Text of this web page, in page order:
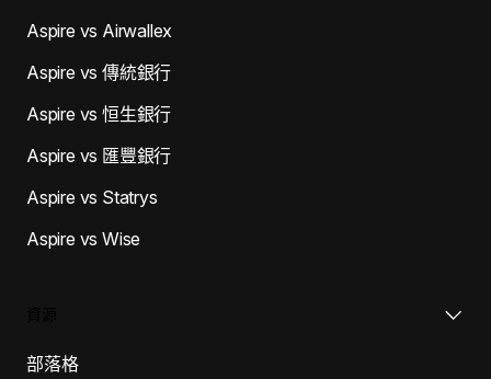
Aspire vs Airwallex
Aspire vs 傳統銀行
Aspire vs 恒生銀行
Aspire vs 匯豐銀行
Aspire vs Statrys
Aspire vs Wise
部落格